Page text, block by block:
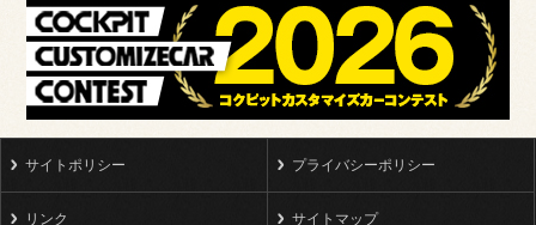
サイトポリシー プライバシーポリシー
リンク サイトマップ